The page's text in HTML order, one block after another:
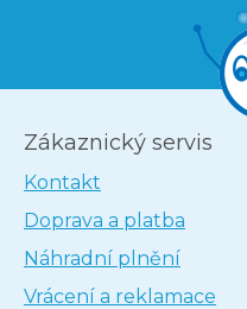
Zákaznický servis
Kontakt
Doprava a platba
Náhradní plnění
Vrácení a reklamace